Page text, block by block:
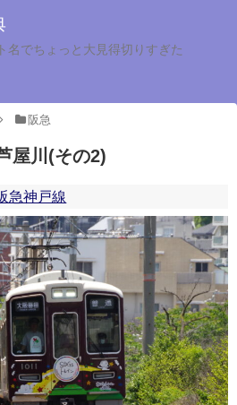
名でちょっと大見得切りすぎた
阪急
屋川(その2)
急神戸線